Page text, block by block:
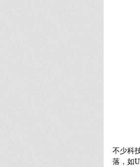
不少科
落，如